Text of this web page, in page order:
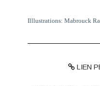
Illlustrations: Mabrouck
LIEN